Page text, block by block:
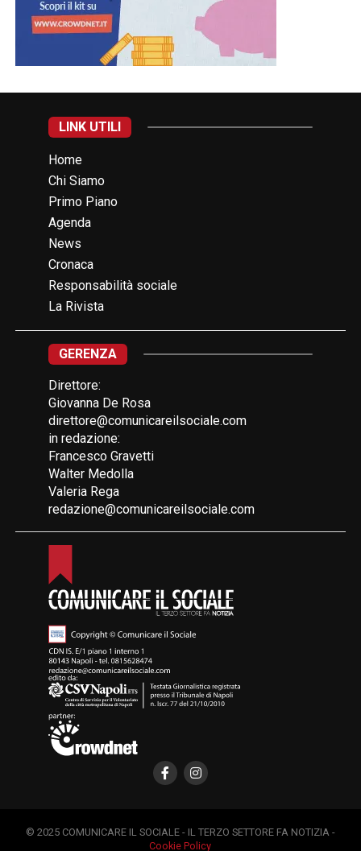
LINK UTILI
Home
Chi Siamo
Primo Piano
Agenda
News
Cronaca
Responsabilità sociale
La Rivista
GERENZA
Direttore:
Giovanna De Rosa
direttore@comunicareilsociale.com
in redazione:
Francesco Gravetti
Walter Medolla
Valeria Rega
redazione@comunicareilsociale.com
© 2025 COMUNICARE IL SOCIALE - IL TERZO SETTORE FA NOTIZIA -
Cookie Policy